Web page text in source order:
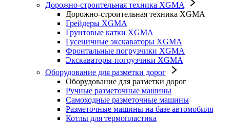
Дорожно-строительная техника XGMA
Дорожно-строительная техника XGMA
Грейдеры XGMA
Грунтовые катки XGMA
Гусеничные экскаваторы XGMA
Фронтальные погрузчики XGMA
Экскаваторы-погрузчики XGMA
Оборудование для разметки дорог
Оборудование для разметки дорог
Ручные разметочные машины
Самоходные разметочные машины
Разметочные машины на базе автомобиля
Котлы для термопластика